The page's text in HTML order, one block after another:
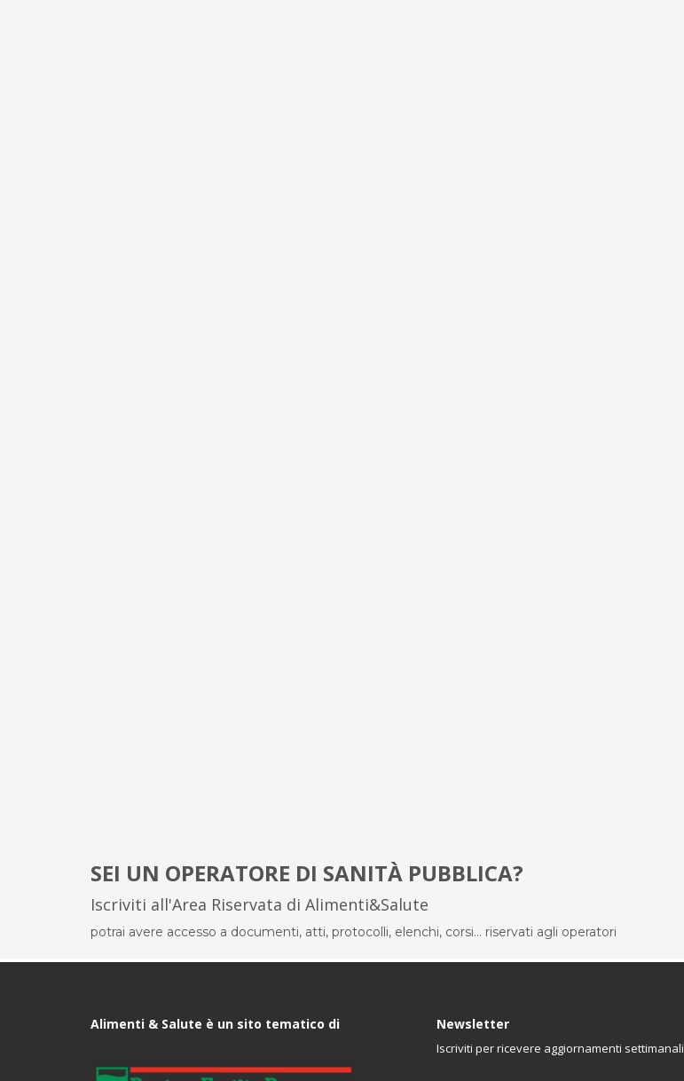
SEI UN OPERATORE DI SANITÀ PUBBLICA?
Iscriviti all'Area Riservata di Alimenti&Salute
potrai avere accesso a documenti, atti, protocolli, elenchi, corsi... riservati agli operatori
Alimenti & Salute è un sito tematico di Newsletter
Iscriviti per ricevere aggiornamenti settimanali